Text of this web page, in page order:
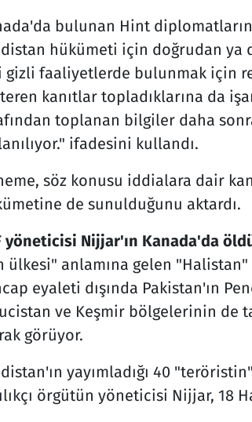
bulunan Hint
hükümeti için doğrudan ya
gizli faaliyetlerde bulunmak için
kanıtlar topladıklarına da
toplanan bilgiler daha
ifadesini kullandı.
söz konusu iddialara dair
de sunulduğunu aktardı.
yöneticisi Nijjar'ın Kanada'da
ülkesi" anlamına gelen
eyaleti dışında Pakistan'ın
ve Keşmir bölgelerinin de
görüyor.
yayımladığı 40
örgütün yöneticisi Nijjar, 18